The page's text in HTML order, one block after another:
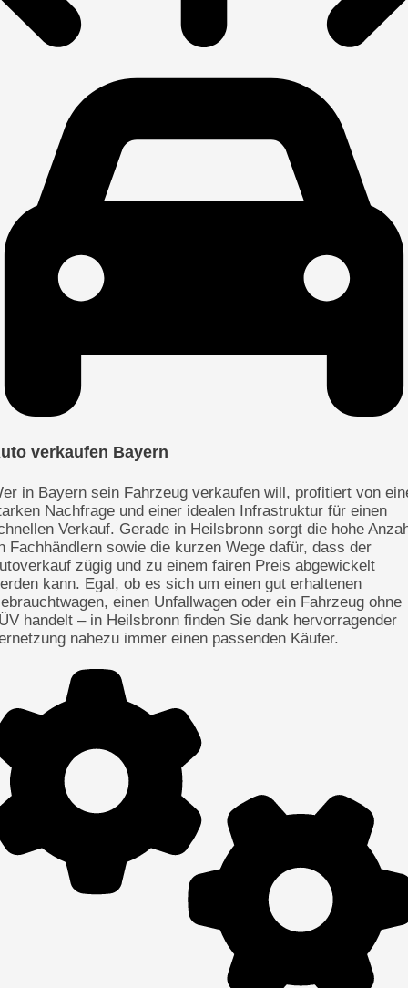
verkaufen Bayern
in Bayern sein Fahrzeug verkaufen will, profitiert von
Nachfrage und einer idealen Infrastruktur für einen
Verkauf. Gerade in Heilsbronn sorgt die hohe
Fachhändlern sowie die kurzen Wege dafür, dass der
zügig und zu einem fairen Preis abgewickelt
kann. Egal, ob es sich um einen gut erhaltenen
einen Unfallwagen oder ein Fahrzeug ohne
handelt – in Heilsbronn finden Sie dank hervorragender
nahezu immer einen passenden Käufer.